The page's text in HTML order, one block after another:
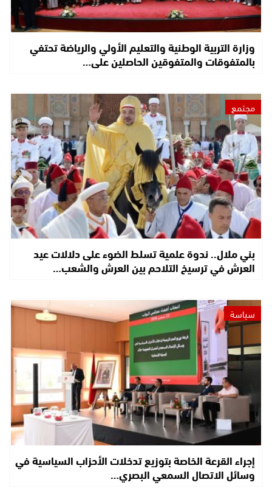
وزارة التربية الوطنية والتعليم الأولي والرياضة تحتفي
بالمتفوقات والمتفوقين الحاصلين على…
مجتمع
بني ملال.. ندوة علمية تسلط الضوء على دلالات عيد
العرش في ترسيخ التلاحم بين العرش والشعب…
سياسة
إجراء القرعة الخاصة بتوزيع تدخلات الأحزاب السياسية في
وسائل الاتصال السمعي البصري…